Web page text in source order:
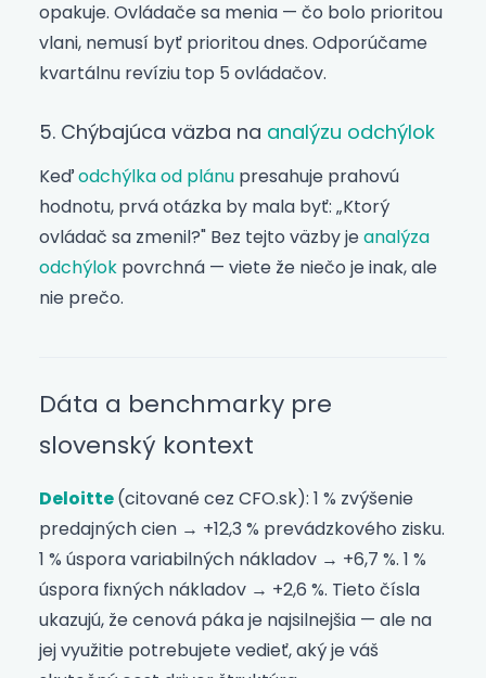
opakuje. Ovládače sa menia — čo bolo prioritou
vlani, nemusí byť prioritou dnes. Odporúčame
kvartálnu revíziu top 5 ovládačov.
5. Chýbajúca väzba na analýzu odchýlok
Keďodchýlka od plánu presahuje prahovú
hodnotu, prvá otázka by mala byť: „Ktorý
ovládač sa zmenil?" Bez tejto väzby jeanalýza
odchýlok povrchná — viete že niečo je inak, ale
nie prečo.
Dáta a benchmarky pre
slovenský kontext
Deloitte(citované cez CFO.sk): 1 % zvýšenie
predajných cien → +12,3 % prevádzkového zisku.
1 % úspora variabilných nákladov → +6,7 %. 1 %
úspora fixných nákladov → +2,6 %. Tieto čísla
ukazujú, že cenová páka je najsilnejšia — ale na
jej využitie potrebujete vedieť, aký je váš